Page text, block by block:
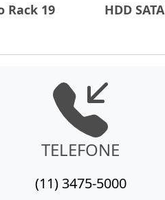
Rack 19
HDD SATA
TELEFONE
(11) 3475-5000